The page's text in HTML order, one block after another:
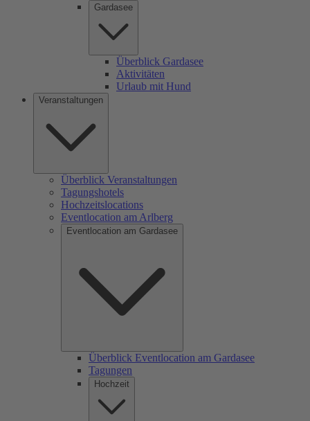
Gardasee
Überblick Gardasee
Aktivitäten
Urlaub mit Hund
Veranstaltungen
Überblick Veranstaltungen
Tagungshotels
Hochzeitslocations
Eventlocation am Arlberg
Eventlocation am Gardasee
Überblick Eventlocation am Gardasee
Tagungen
Hochzeit